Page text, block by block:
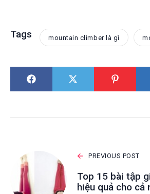
Tags mountain climber là gì
PREVIOUS POST
Top 15 bài tập
hiệu quả cho cả